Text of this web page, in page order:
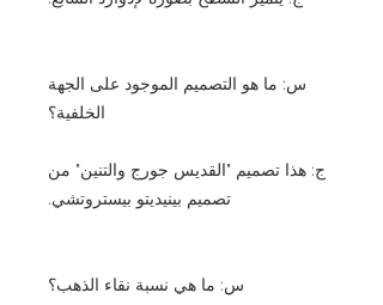
س: ما هو التصميم الموجود على الجهة
الخلفية؟
ج: هذا تصميم "القديس جورج والتنين" من
تصميم بينيديتو بيستروتشي.
س: ما هي نسبة نقاء الذهب؟